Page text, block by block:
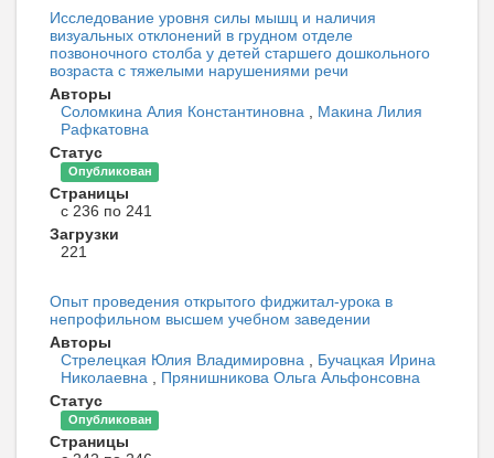
Исследование уровня силы мышц и наличия
визуальных отклонений в грудном отделе
позвоночного столба у детей старшего дошкольного
возраста с тяжелыми нарушениями речи
Авторы
Соломкина Алия Константиновна , Макина Лилия
Рафкатовна
Статус
Опубликован
Страницы
с 236 по 241
Загрузки
221
Опыт проведения открытого фиджитал-урока в
непрофильном высшем учебном заведении
Авторы
Стрелецкая Юлия Владимировна , Бучацкая Ирина
Николаевна , Прянишникова Ольга Альфонсовна
Статус
Опубликован
Страницы